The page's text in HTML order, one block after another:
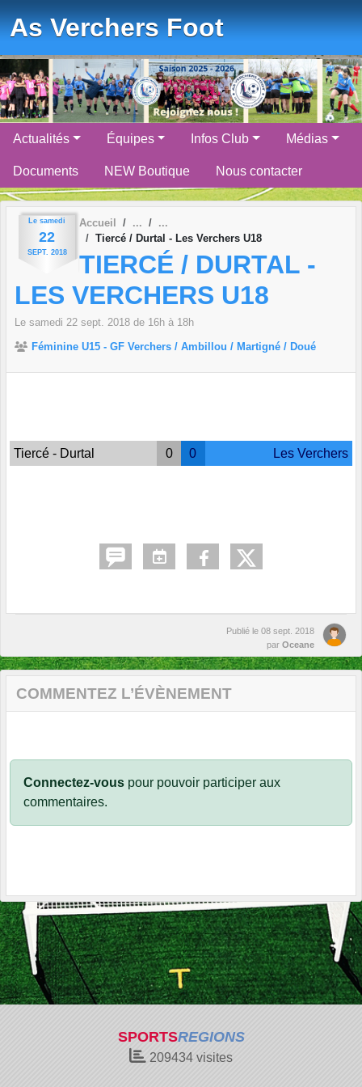
As Verchers Foot
Actualités Équipes Infos Club Médias
Documents NEW Boutique Nous contacter
Le samedi
22
SEPT. 2018
Accueil
Tiercé / Durtal - Les Verchers U18
TIERCÉ / DURTAL -
LES VERCHERS U18
Le samedi 22 sept. 2018 de 16h à 18h
Féminine U15 - GF Verchers / Ambillou / Martigné / Doué
Tiercé - Durtal 0 0 Les Verchers
Publié le 08 sept. 2018
par Oceane
COMMENTEZ L’ÉVÈNEMENT
Connectez-vous pour pouvoir participer aux
commentaires.
SPORTSREGIONS
209434 visites